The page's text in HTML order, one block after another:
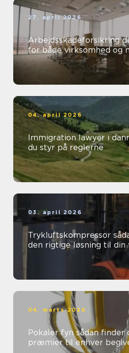
27. april 2026
Arbejdsskadeforsikring
for både virksomhed og
04. april 2026
Immigration lawyer i
du styr på reglerne
03. april 2026
Trykluftskompressor sådan vælger du
den rigtige løsning til din
04. marts 2026
Pokaler fyn sådan finder du de rette
præmier til enhver